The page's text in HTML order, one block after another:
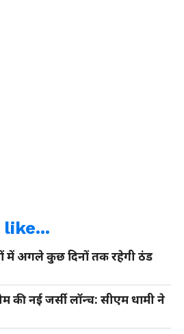
like...
में अगले कुछ दिनों तक रहेगी ठंड
की नई जर्सी लॉन्च: सीएम धामी ने